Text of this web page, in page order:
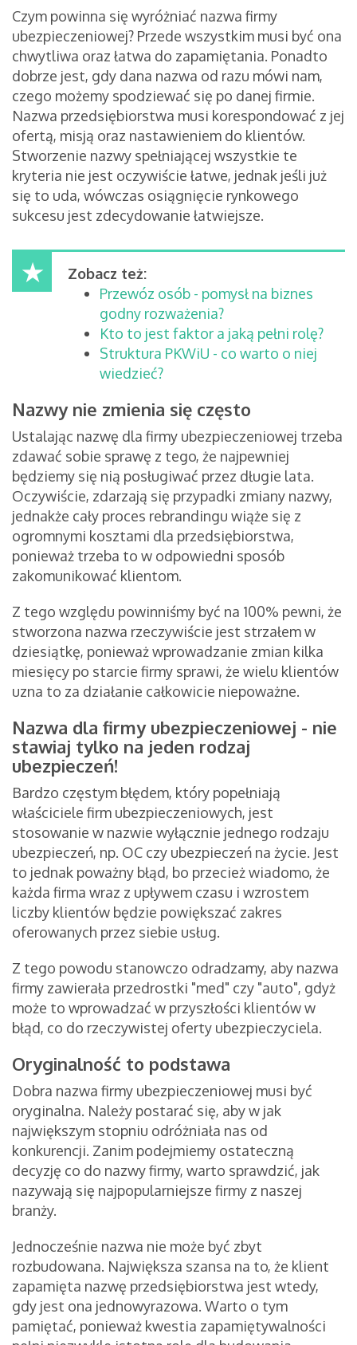
Czym powinna się wyróżniać nazwa firmy
ubezpieczeniowej? Przede wszystkim musi być ona
chwytliwa oraz łatwa do zapamiętania. Ponadto
dobrze jest, gdy dana nazwa od razu mówi nam,
czego możemy spodziewać się po danej firmie.
Nazwa przedsiębiorstwa musi korespondować z jej
ofertą, misją oraz nastawieniem do klientów.
Stworzenie nazwy spełniającej wszystkie te
kryteria nie jest oczywiście łatwe, jednak jeśli już
się to uda, wówczas osiągnięcie rynkowego
sukcesu jest zdecydowanie łatwiejsze.
Zobacz też:
Przewóz osób - pomysł na biznes
godny rozważenia?
Kto to jest faktor a jaką pełni rolę?
Struktura PKWiU - co warto o niej
wiedzieć?
Nazwy nie zmienia się często
Ustalając nazwę dla firmy ubezpieczeniowej trzeba
zdawać sobie sprawę z tego, że najpewniej
będziemy się nią posługiwać przez długie lata.
Oczywiście, zdarzają się przypadki zmiany nazwy,
jednakże cały proces rebrandingu wiąże się z
ogromnymi kosztami dla przedsiębiorstwa,
ponieważ trzeba to w odpowiedni sposób
zakomunikować klientom.
Z tego względu powinniśmy być na 100% pewni, że
stworzona nazwa rzeczywiście jest strzałem w
dziesiątkę, ponieważ wprowadzanie zmian kilka
miesięcy po starcie firmy sprawi, że wielu klientów
uzna to za działanie całkowicie niepoważne.
Nazwa dla firmy ubezpieczeniowej - nie
stawiaj tylko na jeden rodzaj
ubezpieczeń!
Bardzo częstym błędem, który popełniają
właściciele firm ubezpieczeniowych, jest
stosowanie w nazwie wyłącznie jednego rodzaju
ubezpieczeń, np. OC czy ubezpieczeń na życie. Jest
to jednak poważny błąd, bo przecież wiadomo, że
każda firma wraz z upływem czasu i wzrostem
liczby klientów będzie powiększać zakres
oferowanych przez siebie usług.
Z tego powodu stanowczo odradzamy, aby nazwa
firmy zawierała przedrostki "med" czy "auto", gdyż
może to wprowadzać w przyszłości klientów w
błąd, co do rzeczywistej oferty ubezpieczyciela.
Oryginalność to podstawa
Dobra nazwa firmy ubezpieczeniowej musi być
oryginalna. Należy postarać się, aby w jak
największym stopniu odróżniała nas od
konkurencji. Zanim podejmiemy ostateczną
decyzję co do nazwy firmy, warto sprawdzić, jak
nazywają się najpopularniejsze firmy z naszej
branży.
Jednocześnie nazwa nie może być zbyt
rozbudowana. Największa szansa na to, że klient
zapamięta nazwę przedsiębiorstwa jest wtedy,
gdy jest ona jednowyrazowa. Warto o tym
pamiętać, ponieważ kwestia zapamiętywalności